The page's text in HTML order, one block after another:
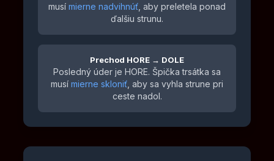
musí mierne nadvihnúť , aby preletela ponad
ďalšiu strunu.
Prechod HORE → DOLE
Posledný úder je HORE. Špička trsátka sa
musí mierne skloniť , aby sa vyhla strune pri
ceste nadol.